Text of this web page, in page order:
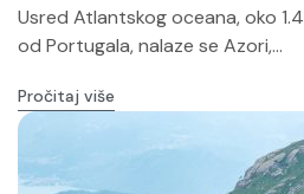
Usred Atlantskog oceana, oko
od Portugala, nalaze se Azori,...
Pročitaj više